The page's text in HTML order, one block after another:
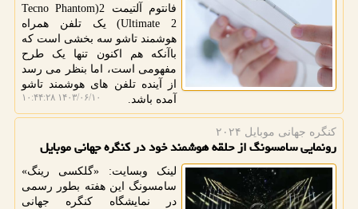
فانتوم آلتیمت 2(Tecno Phantom
Ultimate 2) یک تلفن همراه
هوشمند تاشو سه بخشی است که
باآنکه هم اکنون تنها یک طرح
مفهومی است، اما بنظر می رسد
از آینده تلفن های هوشمند تاشو
آمده باشد.
۱۴۰۳/۰۶/۱۰ ۱۰:۴۴:۲۸
كنگره جهانی موبایل ۲۰۲۴
رونمایی سامسونگ از حلقه هوشمند خود در کنگره جهانی موبایل
لینک وبسایت: «گلکسی رینگ»
سامسونگ این هفته بطور رسمی
در نمایشگاه کنگره جهانی